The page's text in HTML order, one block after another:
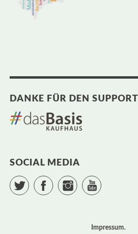
DANKE FÜR DEN SUPPORT
SOCIAL MEDIA
Twitter Facebook Instagram
Impressum